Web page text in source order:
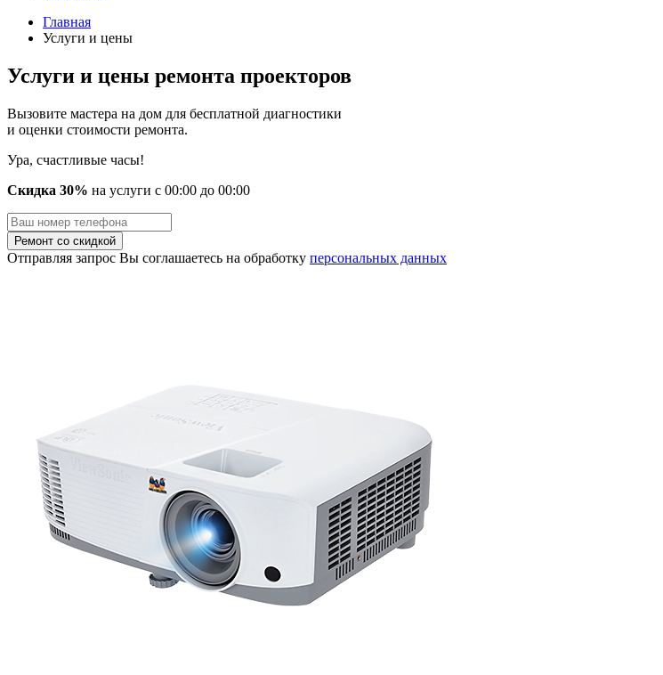
Главная
Услуги и цены
Услуги и цены ремонта проекторов
Вызовите мастера на дом для бесплатной диагностики
и оценки стоимости ремонта.
Ура, счастливые часы!
Скидка 30% на услуги с 00:00 до 00:00
Отправляя запрос Вы соглашаетесь на обработку персональных данных